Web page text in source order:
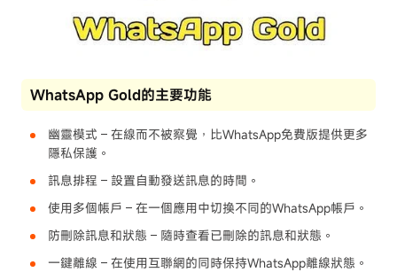
WhatsApp Gold的主要功能
幽靈模式 – 在線而不被察覺，比WhatsApp免費版提供更多
隱私保護。
訊息排程 – 設置自動發送訊息的時間。
使用多個帳戶 – 在一個應用中切換不同的WhatsApp帳戶。
防刪除訊息和狀態 – 隨時查看已刪除的訊息和狀態。
一鍵離線 – 在使用互聯網的同時保持WhatsApp離線狀態。